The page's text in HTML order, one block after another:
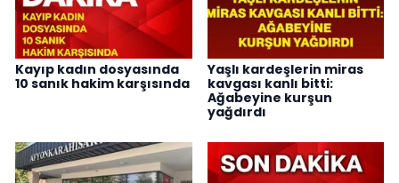
Kayıp kadın dosyasında
10 sanık hakim karşısında
Yaşlı kardeşlerin miras
kavgası kanlı bitti:
Ağabeyine kurşun
yağdırdı